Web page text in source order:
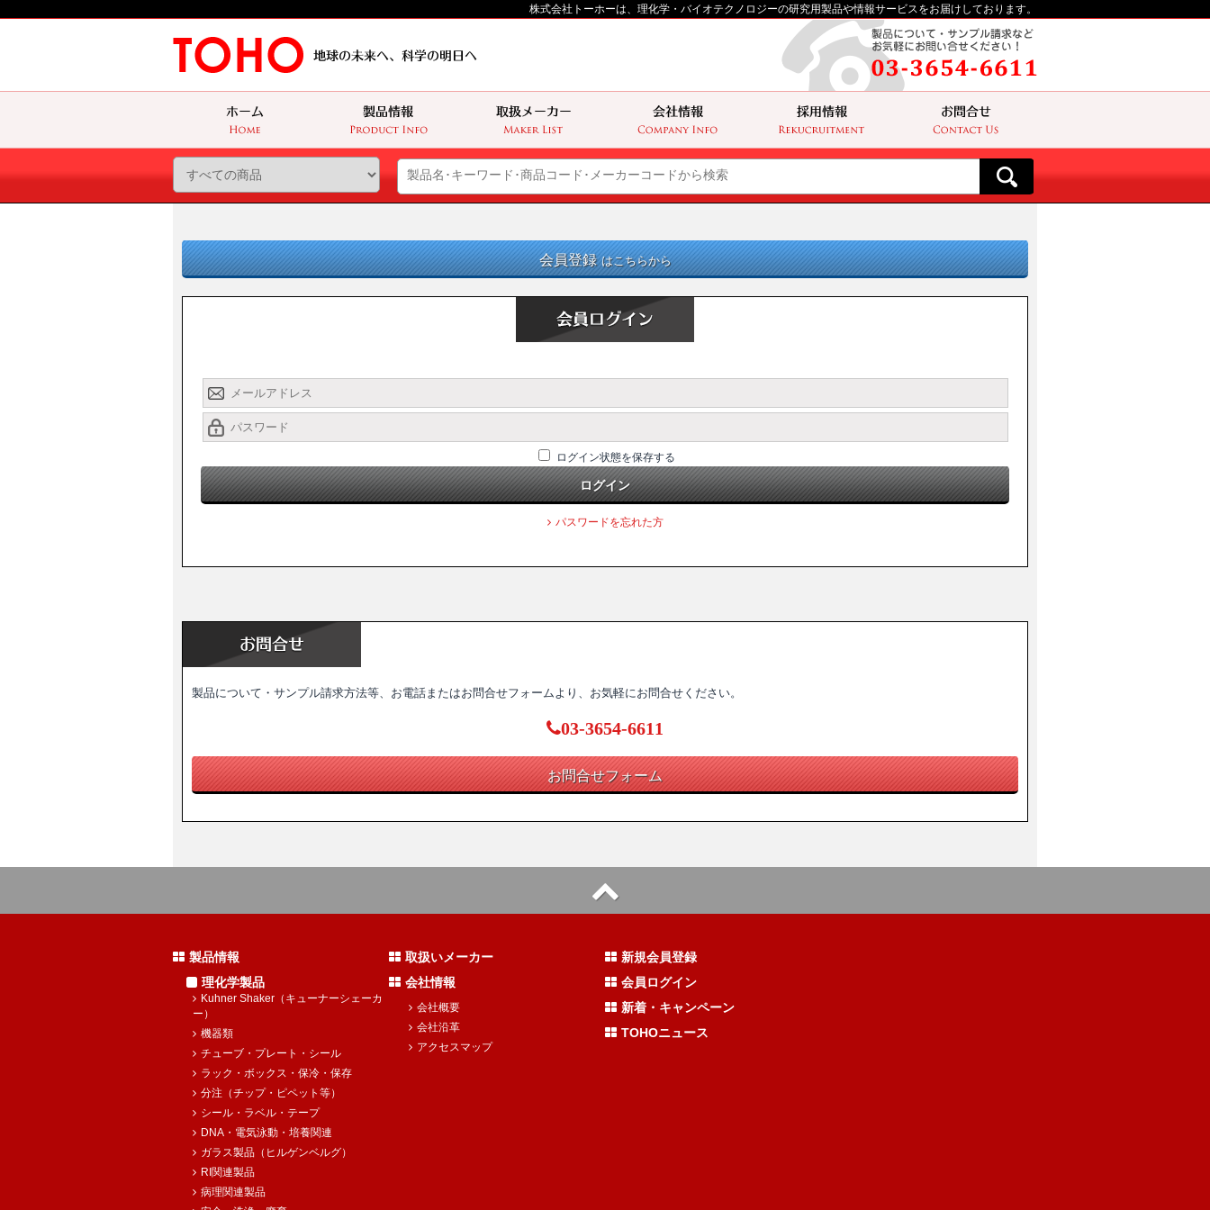
株式会社トーホーは、理化学・バイオテクノロジーの研究用製品や情報サービスをお届けしております。
会員登録 はこちらから
ログイン状態を保存する
ログイン
パスワードを忘れた方
製品について・サンプル請求方法等、お電話またはお問合せフォームより、お気軽にお問合せください。
03-3654-6611
お問合せフォーム
製品情報
理化学製品
Kuhner Shaker（キューナーシェーカ
ー）
機器類
チューブ・プレート・シール
ラック・ボックス・保冷・保存
分注（チップ・ピペット等）
シール・ラベル・テープ
DNA・電気泳動・培養関連
ガラス製品（ヒルゲンベルグ）
RI関連製品
病理関連製品
取扱いメーカー
会社情報
会社概要
会社沿革
アクセスマップ
新規会員登録
会員ログイン
新着・キャンペーン
TOHOニュース